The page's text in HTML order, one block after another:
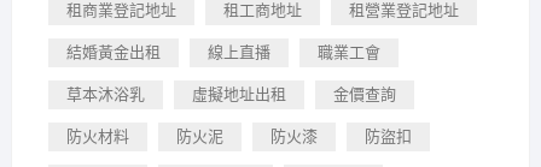
租商業登記地址 租工商地址 租營業登記地址
結婚黃金出租 線上直播 職業工會
草本沐浴乳 虛擬地址出租 金價查詢
防火材料 防火泥 防火漆 防盜扣